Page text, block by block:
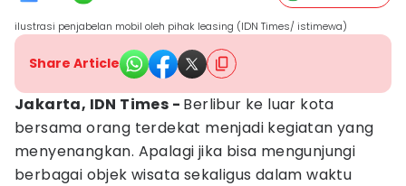
ilustrasi penjabelan mobil oleh pihak leasing (IDN Times/ istimewa)
Share Article
Jakarta, IDN Times - Berlibur ke luar kota
bersama orang terdekat menjadi kegiatan yang
menyenangkan. Apalagi jika bisa mengunjungi
berbagai objek wisata sekaligus dalam waktu